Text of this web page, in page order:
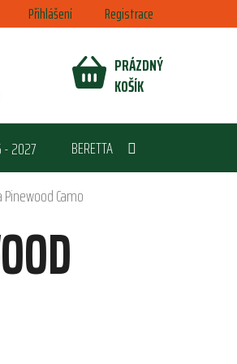
Přihlášení Registrace
NÁKUPNÍ
PRÁZDNÝ
KOŠÍK
- 2027
BERETTA
Camo